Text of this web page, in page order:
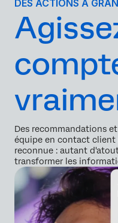
DES ACTIONS À
Des recommandations
équipe en contact client
reconnue : autant
transformer les